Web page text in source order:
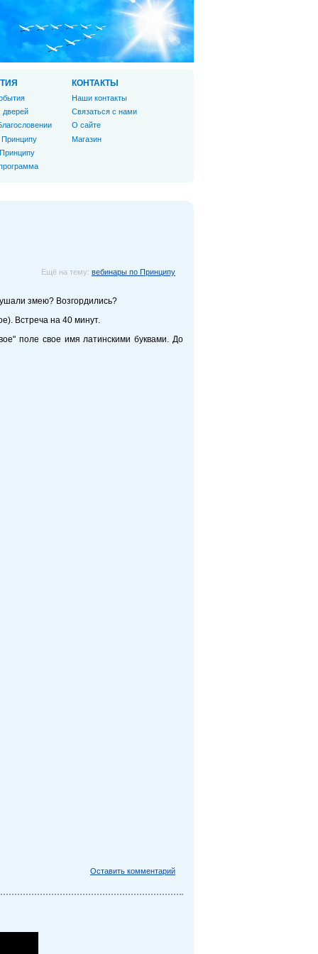
Ещё на тему: вебинары по Принципу
змею? Возгордились?
Встреча на 40 минут.
поле свое имя латинскими буквами. До
Оставить комментарий
дверей
КОНТАКТЫ
Наши контакты
Связаться с нами
О сайте
Магазин